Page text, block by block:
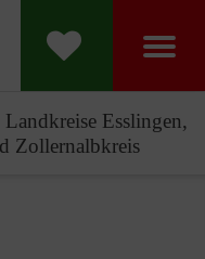
Esslingen,
Zollernalbkreis